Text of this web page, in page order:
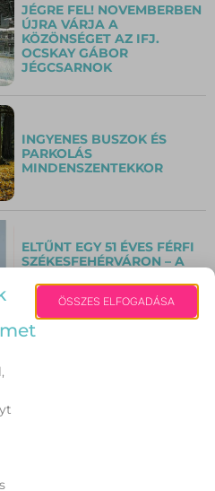
JÉGRE FEL! NOVEMBERBEN
ÚJRA VÁRJA A
KÖZÖNSÉGET AZ IFJ.
OCSKAY GÁBOR
JÉGCSARNOK
INGYENES BUSZOK ÉS
PARKOLÁS
MINDENSZENTEKKOR
ELTŰNT EGY 51 ÉVES FÉRFI
SZÉKESFEHÉRVÁRON – A
SEGÍTSÉGÉT KÉRI
ÖSSZES ELFOGADÁSA